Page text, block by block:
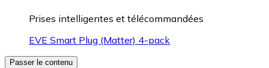
Prises intelligentes et télécommandées
EVE Smart Plug (Matter) 4-pack
Passer le contenu